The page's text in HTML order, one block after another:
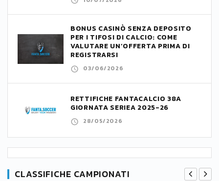
BONUS CASINÒ SENZA DEPOSITO
PER I TIFOSI DI CALCIO: COME
VALUTARE UN’OFFERTA PRIMA DI
REGISTRARSI
03/06/2026
RETTIFICHE FANTACALCIO 38A
GIORNATA SERIEA 2025-26
28/05/2026
CLASSIFICHE CAMPIONATI